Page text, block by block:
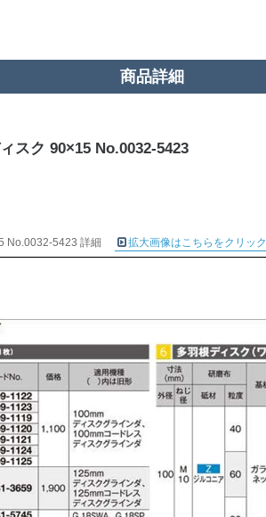
商品詳細
スク 90×15 No.0032-5423
No.0032-5423 詳細 拡大画像はこちらをクリック